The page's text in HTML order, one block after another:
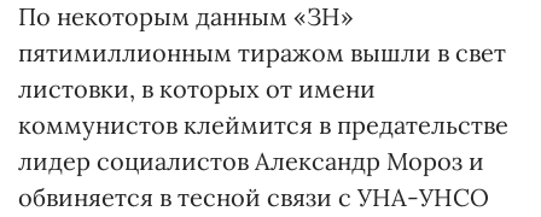
По некоторым данным «ЗН»
пятимиллионным тиражом вышли в свет
листовки, в которых от имени
коммунистов клеймится в предательстве
лидер социалистов Александр Мороз и
обвиняется в тесной связи с УНА-УНСО